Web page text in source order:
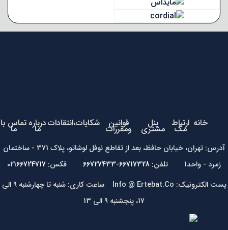
خانه ارتباط
مگ پنل
مشتری قوانین
ومقررات شکایات،انتقاداتدرباره
ما تماس با
ما
آدرس: تهران، خیابان حافظ، بعد از تقاطع نوفل لوشاتو، پلاک 371 - ساختمان
زمرد - واحد1 تلفن:
66717328-66727433 فکس: 021 66724717
پست الکترونیک: Info @ Ertebat.Co ساعت کاری: شنبه تا چهارشنبه 9 الی
17، پنجشنبه 9 الی 13